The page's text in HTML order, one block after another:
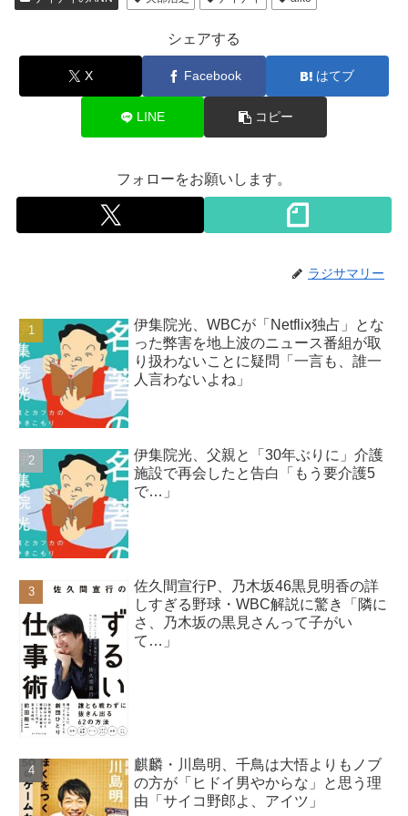
シェアする
X Facebook はてブ
LINE コピー
フォローをお願いします。
ラジサマリー
伊集院光、WBCが「Netflix独占」とな
った弊害を地上波のニュース番組が取
り扱わないことに疑問「一言も、誰一
人言わないよね」
伊集院光、父親と「30年ぶりに」介護
施設で再会したと告白「もう要介護5
で…」
佐久間宣行P、乃木坂46黒見明香の詳
しすぎる野球・WBC解説に驚き「隣に
さ、乃木坂の黒見さんって子がい
て…」
麒麟・川島明、千鳥は大悟よりもノブ
の方が「ヒドイ男やからな」と思う理
由「サイコ野郎よ、アイツ」